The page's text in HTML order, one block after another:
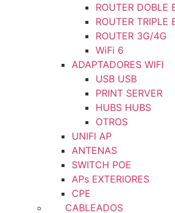
ROUTER DOBLE
ROUTER TRIPLE
ROUTER 3G/4G
WiFi 6
ADAPTADORES WIFI
USB USB
PRINT SERVER
HUBS HUBS
OTROS
UNIFI AP
ANTENAS
SWITCH POE
APs EXTERIORES
CPE
CABLEADOS